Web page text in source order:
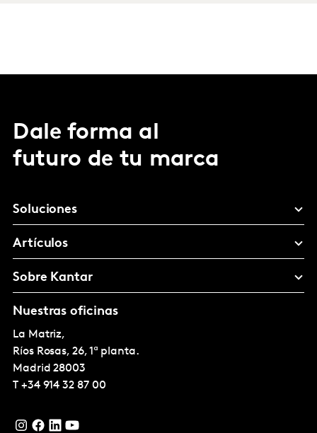
Dale forma al
futuro de tu marca
Soluciones
Artículos
Sobre Kantar
Nuestras oficinas
La Matriz,
Ríos Rosas, 26, 1ª planta.
Madrid 28003
T +34 914 32 87 00